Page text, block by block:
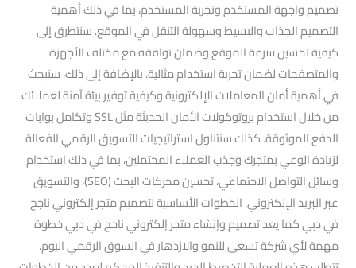
تصميم واجهة المستخدم وتجربة المستخدم، بما في ذلك أهمية
التصميم الجذاب والبسيط وسهولة التنقل في الموقع. سنتطرق إلى
كيفية تحسين سرعة الموقع وضمان توافقه مع مختلف الأجهزة
والمتصفحات لضمان تجربة استخدام مثالية. بالإضافة إلى ذلك، سنبحث
في أهمية أمان المعاملات الإلكترونية وكيفية توفير بيئة آمنة لعملائك
من خلال استخدام بروتوكولات الأمان الحديثة مثل SSL وتكامل بوابات
الدفع الموثوقة. كذلك سنتناول استراتيجيات التسويق الرقمي الفعالة
لزيادة الوعي بمتجرك وجذب العملاء المحتملين، بما في ذلك استخدام
وسائل التواصل الاجتماعي، تحسين محركات البحث (SEO)، والتسويق
عبر البريد الإلكتروني. الخطوات الأساسية لتصميم متجر إلكتروني ناجح
في دبي كما يعد تصميم وإنشاء متجر إلكتروني ناجح في دبي خطوة
مهمة لأي شركة تسعى للنمو والازدهار في السوق الرقمي اليوم.